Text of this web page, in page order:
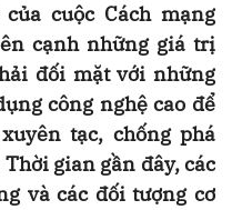
cuộc Cách mạng
cạnh những giá trị
đối mặt với những
công nghệ cao để
tạc, chống phá
gian gần đây, các
và các đối tượng cơ